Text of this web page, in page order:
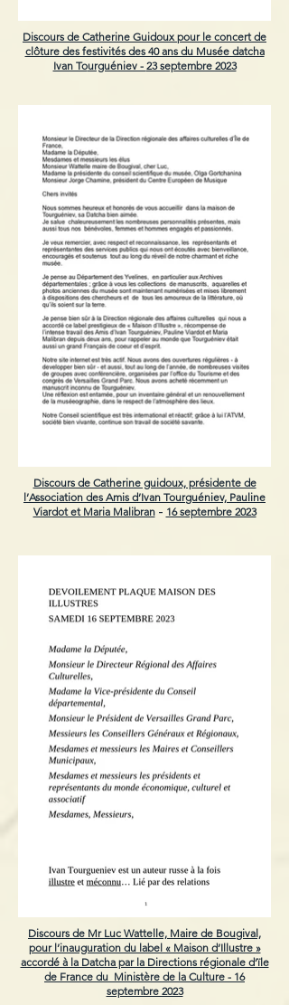
Discours de Catherine Guidoux pour le concert de
clôture des festivités des 40 ans du Musée datcha
Ivan Tourguéniev - 23 septembre 2023
Discours de Catherine guidoux, présidente de
l’Association des Amis d’Ivan Tourguéniev, Pauline
Viardot et Maria Malibran- 16 septembre 2023
Discours de Mr Luc Wattelle, Maire de Bougival,
pour l’inauguration du label « Maison d’Illustre »
accordé à la Datcha par la Directions régionale d’ïle
de France du Ministère de la Culture - 16
septembre 2023